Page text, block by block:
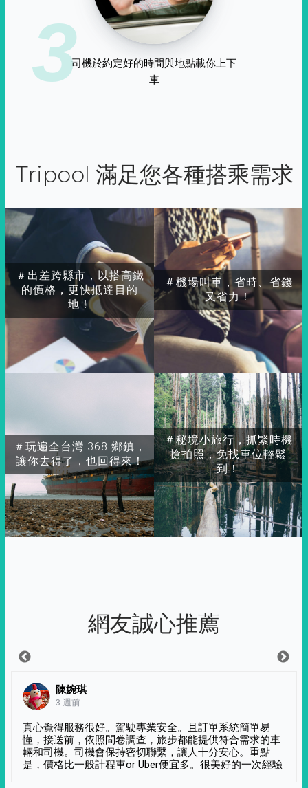
3司機於約定好的時間與地點載你上下
車
Tripool 滿足您各種搭乘需求
＃出差跨縣市，以搭高鐵
的價格，更快抵達目的
地！
＃玩遍全台灣 368 鄉鎮，
讓你去得了，也回得來！
＃秘境小旅行，抓緊時機
搶拍照，免找車位輕鬆
到！
＃機場叫車，省時、省錢
又省力！
網友誠心推薦
陳婉琪
3 週前
真心覺得服務很好。駕駛專業安全。且訂單系統簡單易
懂，接送前，依照問卷調查，旅步都能提供符合需求的車
輛和司機。司機會保持密切聯繫，讓人十分安心。重點
是，價格比一般計程車or Uber便宜多。很美好的一次經驗